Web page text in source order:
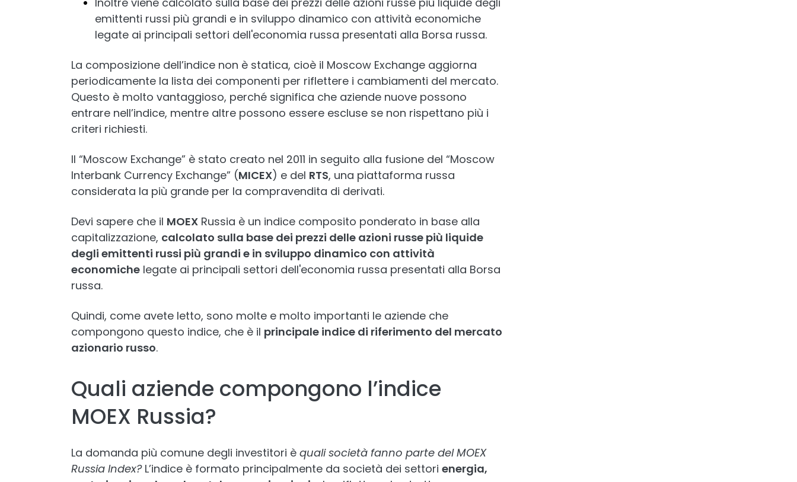
emittenti russi più grandi e in sviluppo dinamico con attività economiche
legate ai principali settori dell'economia russa presentati alla Borsa russa.
La composizione dell’indice non è statica, cioè il Moscow Exchange aggiorna
periodicamente la lista dei componenti per riflettere i cambiamenti del mercato.
Questo è molto vantaggioso, perché significa che aziende nuove possono
entrare nell’indice, mentre altre possono essere escluse se non rispettano più i
criteri richiesti.
Il “Moscow Exchange” è stato creato nel 2011 in seguito alla fusione del “Moscow
Interbank Currency Exchange” (MICEX) e del RTS, una piattaforma russa
considerata la più grande per la compravendita di derivati.
Devi sapere che il MOEX Russia è un indice composito ponderato in base alla
capitalizzazione, calcolato sulla base dei prezzi delle azioni russe più liquide
degli emittenti russi più grandi e in sviluppo dinamico con attività
economiche legate ai principali settori dell'economia russa presentati alla Borsa
russa.
Quindi, come avete letto, sono molte e molto importanti le aziende che
compongono questo indice, che è il principale indice di riferimento del mercato
azionario russo.
Quali aziende compongono l’indice
MOEX Russia?
La domanda più comune degli investitori è quali società fanno parte del MOEX
Russia Index?L’indice è formato principalmente da società dei settori energia,